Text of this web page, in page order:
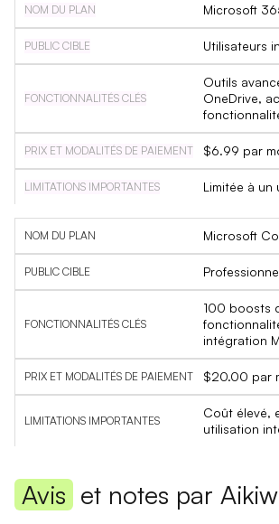
Microsoft
Utilisateurs
Outils
OneDrive,
$6.99 par
Limitée à un
Microsoft
100 boosts
intégration
$20.00 par
Coût élevé,
utilisation
Avis et notes par